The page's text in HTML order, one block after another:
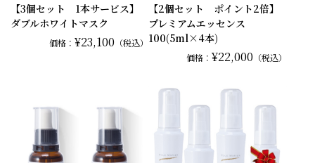
【3個セット 1本サービス】
ダブルホワイトマスク
価格：¥23,100 （税込）
【2個セット ポイント2倍】
プレミアムエッセンス
100(5ml×4本)
価格： ¥22,000 （税込）